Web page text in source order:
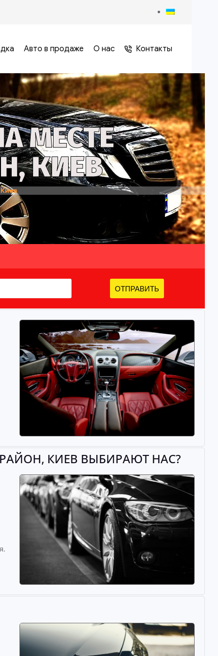
Авто в продаже О нас Контакты
МЕСТЕ
КИЕВ
ОТПРАВИТЬ
КИЕВ ВЫБИРАЮТ НАС?